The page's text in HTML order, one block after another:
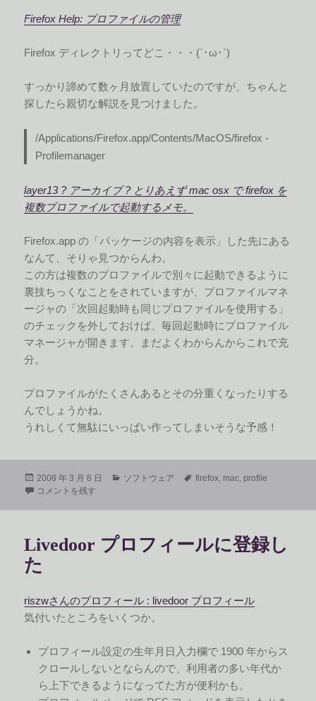
Firefox Help: プロファイルの管理
Firefox ディレクトリってどこ・・・(´･ω･`)
すっかり諦めて数ヶ月放置していたのですが、ちゃんと
探したら親切な解説を見つけました。
/Applications/Firefox.app/Contents/MacOS/firefox -
Profilemanager
layer13 ? アーカイブ ? とりあえず mac osx で firefox を
複数プロファイルで起動するメモ。
Firefox.app の「パッケージの内容を表示」した先にある
なんて、そりゃ見つからんわ。
この方は複数のプロファイルで別々に起動できるように
裏技ちっくなことをされていますが、プロファイルマネ
ージャの「次回起動時も同じプロファイルを使用する」
のチェックを外しておけば、毎回起動時にプロファイル
マネージャが開きます。まだよくわからんからこれで充
分。
プロファイルがたくさんあるとその分重くなったりする
んでしょうかね。
うれしくて無駄にいっぱい作ってしまいそうな予感！
投
稿
2008 年 3 月 8 日
カ
ソフトウェア
タ
firefox, mac, profile
Mac OSX の Firefox でプロファイル切替 に
コメントを残す
Livedoor プロフィールに登録し
た
riszwさんのプロフィール : livedoor プロフィール
気付いたところをいくつか。
プロフィール設定の生年月日入力欄で 1900 年からス
クロールしないとならんので、利用者の多い年代か
ら上下できるようになってた方が便利かも。